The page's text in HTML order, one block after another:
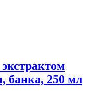
банка, 250 мл